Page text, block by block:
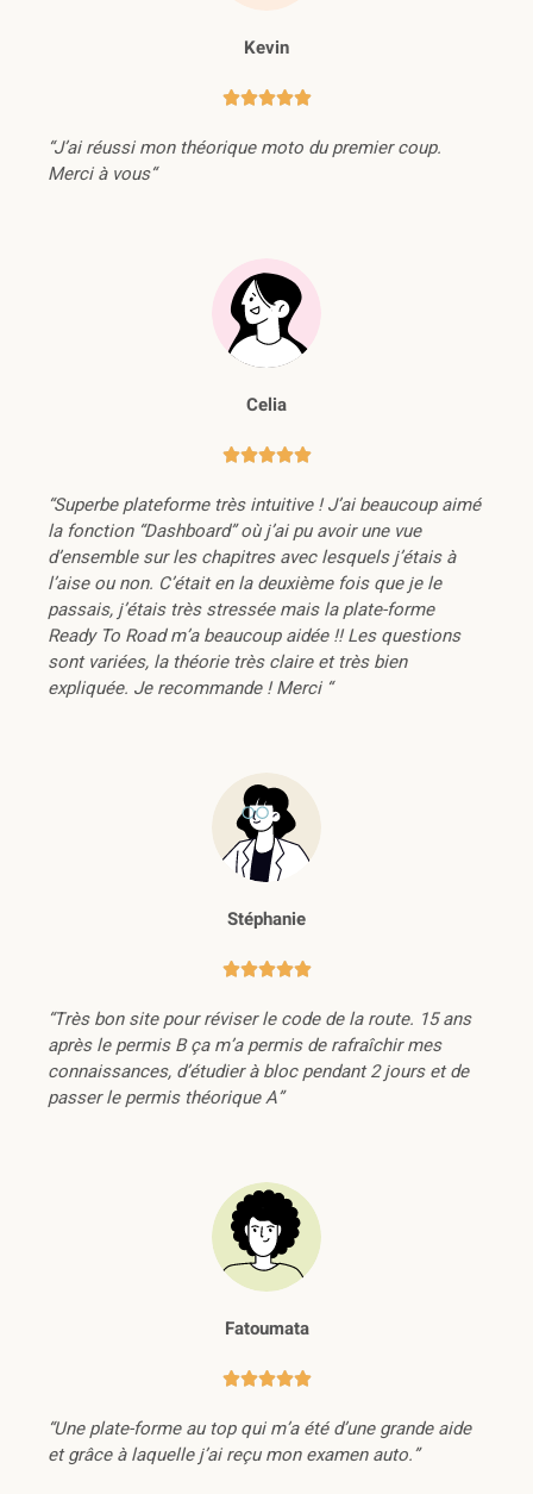
Kevin

“J’ai réussi mon théorique moto du premier coup.
Merci à vous“
Celia

“Superbe plateforme très intuitive ! J’ai beaucoup aimé
la fonction “Dashboard” où j’ai pu avoir une vue
d’ensemble sur les chapitres avec lesquels j’étais à
l’aise ou non. C’était en la deuxième fois que je le
passais, j’étais très stressée mais la plate-forme
Ready To Road m’a beaucoup aidée !! Les questions
sont variées, la théorie très claire et très bien
expliquée. Je recommande ! Merci “
Stéphanie

“Très bon site pour réviser le code de la route. 15 ans
après le permis B ça m’a permis de rafraîchir mes
connaissances, d’étudier à bloc pendant 2 jours et de
passer le permis théorique A”
Fatoumata

“Une plate-forme au top qui m’a été d’une grande aide
et grâce à laquelle j’ai reçu mon examen auto.”